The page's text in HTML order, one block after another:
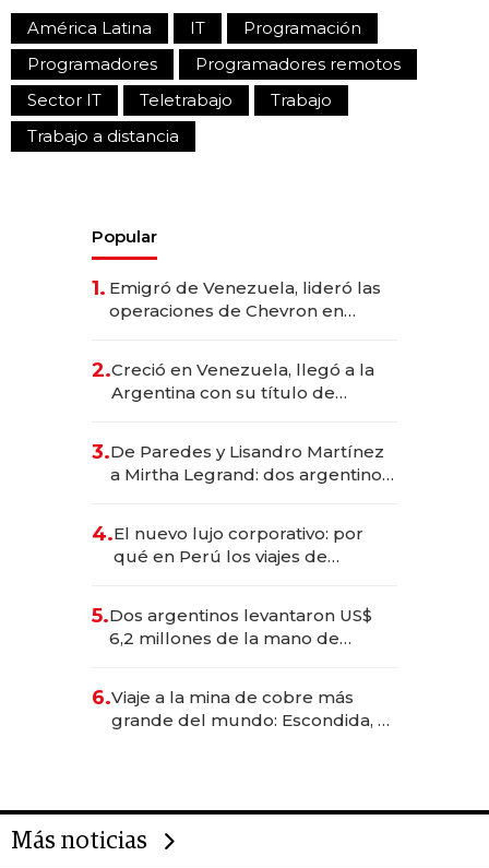
América Latina IT
Programación
Programadores
Programadores remotos
Sector IT
Teletrabajo
Trabajo
Trabajo a distancia
Popular
1. Emigró de Venezuela, lideró las
operaciones de Chevron en
2.Creció en Venezuela, llegó a la
Argentina con su título de
las marcas "fast premium"
3.De Paredes y Lisandro Martínez
a Mirtha Legrand: dos argentinos
4.El nuevo lujo corporativo: por
qué en Perú los viajes de
transformadoras
5.Dos argentinos levantaron US$
6,2 millones de la mano de
6.Viaje a la mina de cobre más
grande del mundo: Escondida, el
Más noticias